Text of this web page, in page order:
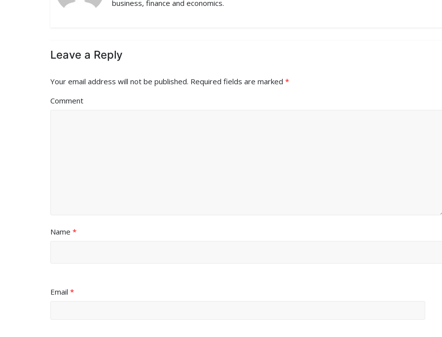
business, finance and economics.
Leave a Reply
Your email address will not be published. Required fields are marked *
Comment
Name *
Email *